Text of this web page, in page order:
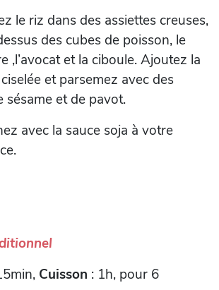
le riz dans des assiettes creuses,
des cubes de poisson, le
,l’avocat et la ciboule. Ajoutez la
et parsemez avec des
sésame et de pavot.
avec la sauce soja à votre
Cuisson : 1h, pour 6